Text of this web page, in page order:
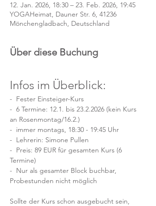
12. Jan. 2026, 18:30 – 23. Feb. 2026, 19:45
YOGAHeimat, Dauner Str. 6, 41236
Mönchengladbach, Deutschland
Über diese Buchung
Infos im Überblick:
-  Fester Einsteiger-Kurs
-  6 Termine: 12.1. bis 23.2.2026 (kein Kurs
an Rosenmontag/16.2.)
-  immer montags, 18:30 - 19:45 Uhr
-  Lehrerin: Simone Pullen
-  Preis: 89 EUR für gesamten Kurs (6
Termine)
-  Nur als gesamter Block buchbar,
Probestunden nicht möglich
Sollte der Kurs schon ausgebucht sein,